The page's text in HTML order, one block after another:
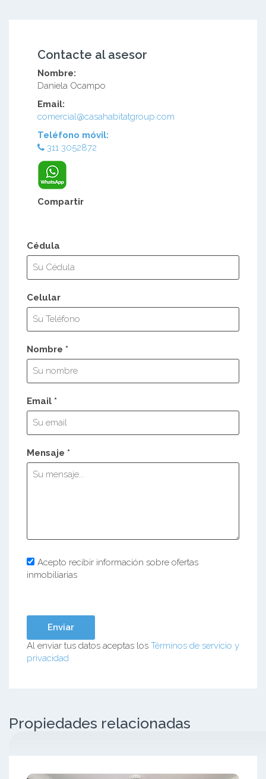
Contacte al asesor
Nombre:
Daniela Ocampo
Email:
comercial@casahabitatgroup.com
Teléfono móvil:
311 3052872
Compartir
Cédula
Celular
Nombre *
Email *
Mensaje *
Acepto recibir información sobre ofertas
inmobiliarias
Al enviar tus datos aceptas los Términos de servicio y
privacidad
Propiedades relacionadas